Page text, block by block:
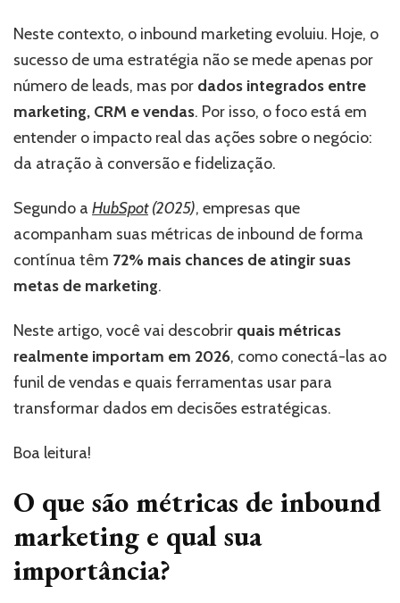
Neste contexto, o inbound marketing evoluiu. Hoje, o
sucesso de uma estratégia não se mede apenas por
número de leads, mas por dados integrados entre
marketing, CRM e vendas. Por isso, o foco está em
entender o impacto real das ações sobre o negócio:
da atração à conversão e fidelização.
Segundo a HubSpot(2025), empresas que
acompanham suas métricas de inbound de forma
contínua têm 72% mais chances de atingir suas
metas de marketing.
Neste artigo, você vai descobrir quais métricas
realmente importam em 2026, como conectá-las ao
funil de vendas e quais ferramentas usar para
transformar dados em decisões estratégicas.
Boa leitura!
O que são métricas de inbound
marketing e qual sua
importância?